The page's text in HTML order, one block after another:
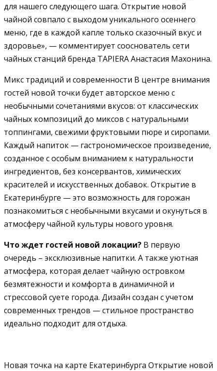
для нашего следующего шага. Открытие новой
чайной совпало с выходом уникального осеннего
меню, где в каждой капле только сказочный вкус и
здоровье», — комментирует сооснователь сети
чайных станций бренда TAPIERA Анастасия Махонина.
Микс традиций и современности В центре внимания
гостей новой точки будет авторское меню с
необычными сочетаниями вкусов: от классических
чайных композиций до миксов с натуральными
топпингами, свежими фруктовыми пюре и сиропами.
Каждый напиток — гастрономическое произведение,
созданное с особым вниманием к натуральности
ингредиентов, без консервантов, химических
красителей и искусственных добавок. Открытие в
Екатеринбурге — это возможность для горожан
познакомиться с необычными вкусами и окунуться в
атмосферу чайной культуры нового уровня.
Что ждет гостей новой локации? В первую
очередь – эксклюзивные напитки. А также уютная
атмосфера, которая делает чайную островком
безмятежности и комфорта в динамичной и
стрессовой суете города. Дизайн создан с учетом
современных трендов — стильное пространство
идеально подходит для отдыха.
Новая точка на карте Екатеринбурга Открытие новой